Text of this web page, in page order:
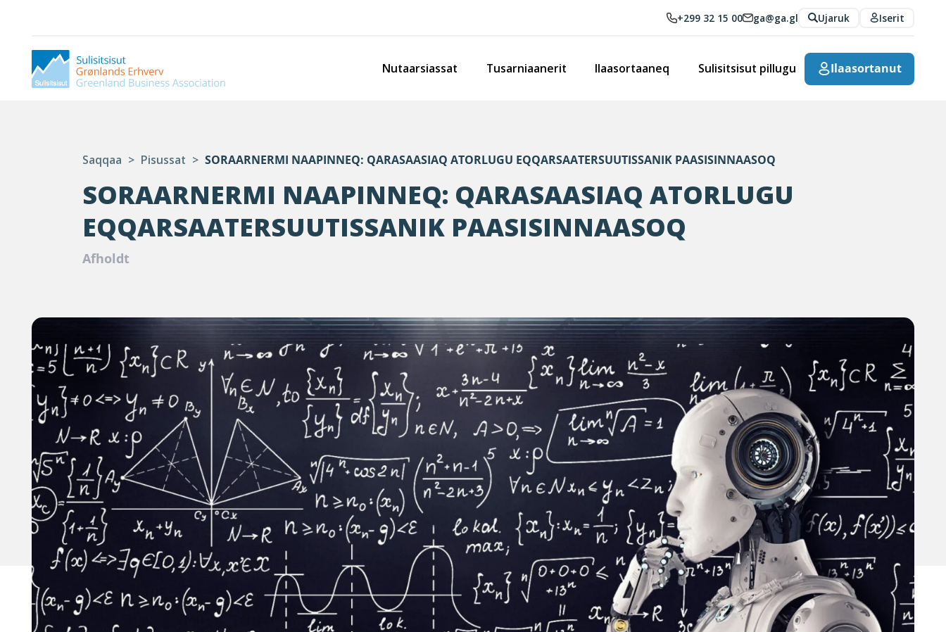
+299 32 15 00 ga@ga.gl Ujaruk Iserit
Nutaarsiassat Tusarniaanerit Ilaasortaaneq Sulisitsisut pillugu Ilaasortanut
Saqqaa > Pisussat > SORAARNERMI NAAPINNEQ: QARASAASIAQ ATORLUGU EQQARSAATERSUUTISSANIK PAASISINNAASOQ
SORAARNERMI NAAPINNEQ: QARASAASIAQ ATORLUGU
EQQARSAATERSUUTISSANIK PAASISINNAASOQ
Afholdt